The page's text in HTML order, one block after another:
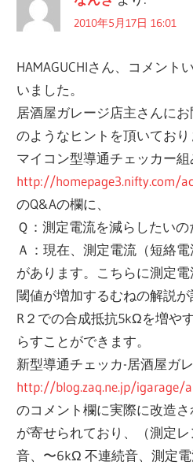
2010年5月17日 16:01
HAMAGUCHIさん、コメント
いました。
居酒屋ガレージ店主さんに
のようなヒントを頂いており
マイコン型導通チェッカー組
http://homepage3.nifty.com/
のQ&Aの欄に、
Ｑ：測定電流を減らしたいの
Ａ：現在、測定電流（短絡電
があります。こちらに測定
閾値が増加するむねの解説
R２での合成抵抗5kΩを増や
らすことができます。
新型導通チェッカ-居酒屋ガ
http://blog.zaq.ne.jp/igarage/
のコメント欄に実際に改造
が寄せられており、（測定
音、〜6kΩ 不連続音、測定